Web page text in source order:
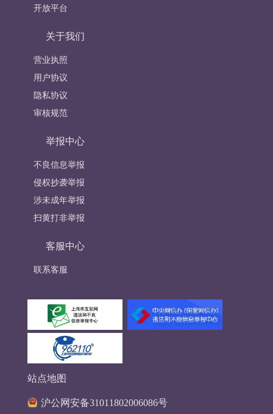
开放平台
关于我们
营业执照
用户协议
隐私协议
审核规范
举报中心
不良信息举报
侵权抄袭举报
涉未成年举报
扫黄打非举报
客服中心
联系客服
站点地图
沪公网安备31011802006086号